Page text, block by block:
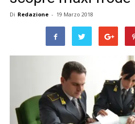
Di Redazione - 19 Marzo 2018